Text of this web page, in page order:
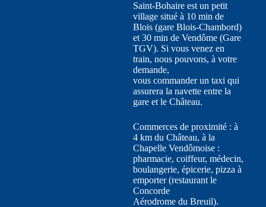
Saint-Bohaire est un petit
village situé à 10 min de
Blois (gare Blois-Chambord)
et 30 min de Vendôme (Gare
TGV). Si vous venez en
train, nous pouvons, à votre
demande,
vous commander un taxi qui
assurera la navette entre la
gare et le Château.
Commerces de proximité : à
4 km du Château, à la
Chapelle Vendômoise :
pharmacie, coiffeur, médecin,
boulangerie, épicerie, pizza à
emporter (restaurant le
Concorde
Aérodrome du Breuil).